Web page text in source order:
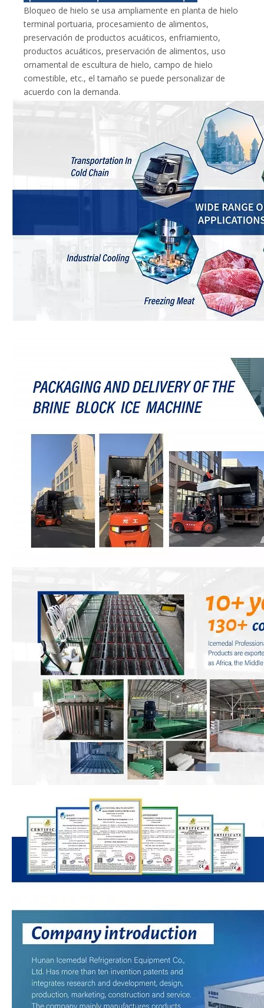
Bloqueo de hielo se usa ampliamente en planta de hielo
terminal portuaria, procesamiento de alimentos,
preservación de productos acuáticos, enfriamiento,
productos acuáticos, preservación de alimentos, uso
ornamental de escultura de hielo, campo de hielo
comestible, etc., el tamaño se puede personalizar de
acuerdo con la demanda.